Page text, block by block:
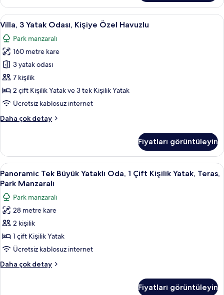
Kişiye
Özel
Havuzlu
hakkında
daha
fazla
detay
Villa,
3
Yatak
Odası,
Kişiye
Özel
Havuzlu
için
fotoğrafları
Villa, 3 Yatak Odası, Kişiye Özel
11
Villa, 3 Yatak Odası, Kişiye Özel Havuzlu
Park manzaralı
160 metre kare
3 yatak odası
7 kişilik
2 çift Kişilik Yatak ve 3 tek Kişilik Yatak
Ücretsiz kablosuz internet
Daha çok detay
Villa,
Kişiye
Özel
Havuzlu
hakkında
fazla
detay
Fiyatları görüntüleyin
Panoramic
Tek
Büyük
Yataklı
Oda,
1
Çift
Kişilik
Yatak,
Teras,
Panoramic Tek Büyük Yataklı Oda, 1
5
Panoramic Tek Büyük Yataklı Oda, 1 Çift Kişilik Yatak, Teras,
Park Manzaralı
Park manzaralı
28 metre kare
2 kişilik
1 çift Kişilik Yatak
Ücretsiz kablosuz internet
Daha çok detay
Panoramic
Fiyatları görüntüleyin